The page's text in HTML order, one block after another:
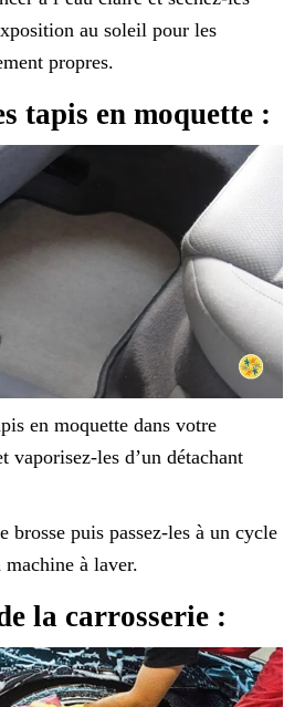
au soleil pour les
propres.
tapis en moquette :
en moquette dans votre
vaporisez-les d’un détachant
brosse puis passez-les à un cycle
à laver.
la carrosserie :